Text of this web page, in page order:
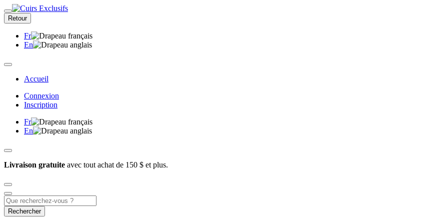
Retour
Fr
En
Accueil
Connexion
Inscription
Fr
En
Livraison gratuite avec tout achat de 150 $ et plus.
Rechercher